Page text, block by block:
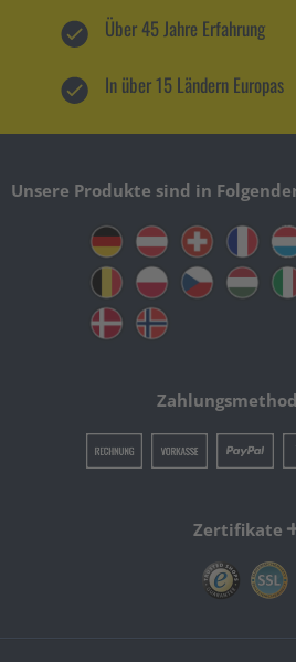
Über 45 Jahre Erfahrung
In über 15 Ländern Europas
Unsere Produkte sind in
Zertifikate